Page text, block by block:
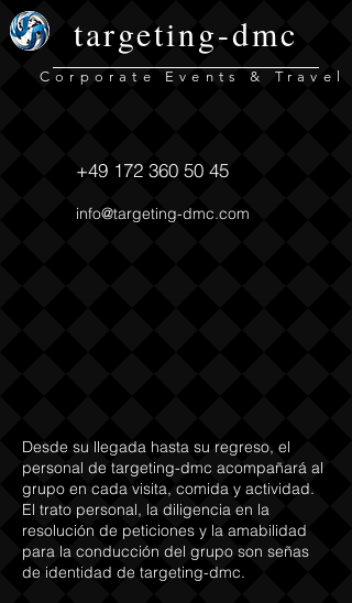
targeting-dmc
Corporate Events & Travel
+49 172 360 50 45
info@targeting-dmc.com
Desde su llegada hasta su regreso, el
personal de targeting-dmc acompañará al
grupo en cada visita, comida y actividad.
El trato personal, la diligencia en la
resolución de peticiones y la amabilidad
para la conducción del grupo son señas
de identidad de targeting-dmc.